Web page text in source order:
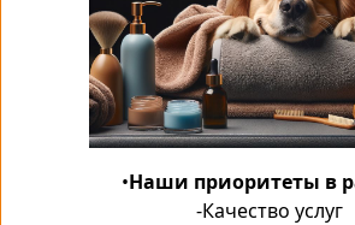
•Наши приоритеты в
-Качество услуг